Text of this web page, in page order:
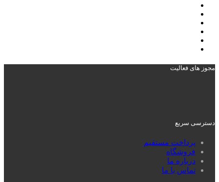
مجوز های فعالیت
دسترسی سریع
پرداخت مستقیم
فروشگاه
درباره ما
تماس با ما